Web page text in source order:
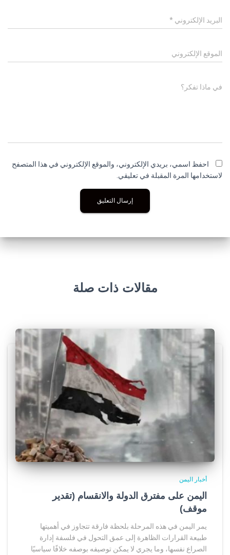
البريد الإلكتروني *
الموقع الإلكتروني
في ماذا تفكر؟
احفظ اسمي، بريدي الإلكتروني، والموقع الإلكتروني في هذا المتصفح
لاستخدامها المرة المقبلة في تعليقي.
مقالات ذات صلة
أخبار اليمن
اليمن على مفترق الدولة والانقسام (تقدير
موقف)
يمر اليمن في هذه المرحلة بلحظة فارقة تتجاوز في أهميتها
طبيعة القرارات الظاهرة إلى عمق التحول في فلسفة إدارة
الصراع نفسها، وما يجري لا يمكن توصيفه بوصفه خلافًا سياسيًا